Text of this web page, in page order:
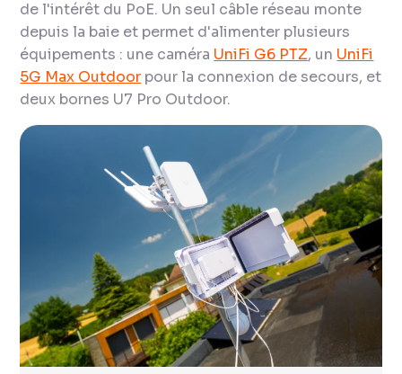
de l'intérêt du PoE. Un seul câble réseau monte
depuis la baie et permet d'alimenter plusieurs
équipements : une caméra UniFi G6 PTZ, un UniFi
5G Max Outdoor pour la connexion de secours, et
deux bornes U7 Pro Outdoor.